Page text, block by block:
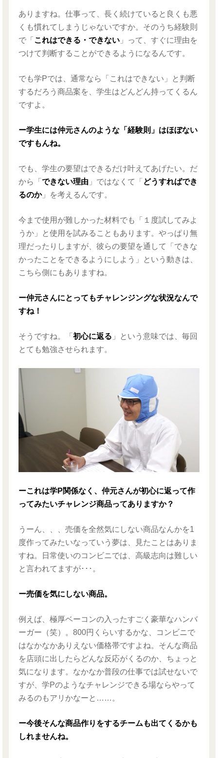
ありますね。仕事って、長く続けていると良くも悪
くも慣れてしまうじゃないですか。そのうち経験則
で「 これはできる・できない 」って、すぐに理由を
つけて判断することができるようになるんです。
でも学Pでは、通常なら「これはできない」と判断
するだろう商品案を、学生はどんどん持ってくるん
ですよ。
ー学生には仲元さんのような「経験則」はほぼない
ですもんね。
でも、学生の要望はできるだけ叶えてあげたい。だ
から「できない理由 」ではなくて「 どうすればでき
るのか」を考えるんです。
今まで使用が難しかった材料でも「１度試してみよ
うか」と使用を試みることもあります。やっぱり無
理だったりしますが、彼らの要望を通して「できな
かったことをできるようにしよう」という動きは、
こちら側にもありますね。
ー仲元さんにとってもチャレンジングな状況なんで
すね！
そうですね。「初心に返る 」という意味では、毎回
とても勉強させられます。
ーこれは学P関係なく、仲元さんが初心に返って作
ってみたいチャレンジ商品ってありますか？
うーん、、、売価を全然気にしない商品なんかを1
度作ってみたいなっていう夢は、見たことはありま
すね。日常使いのコンビニでは、高級志向は難しい
と言われてますが･･･。
ー売価を気にしない商品。
例えば、極厚ベーコンの入ったすごく豪華なハンバ
ーガー（笑）。800円くらいするかな、コンビニで
はなかなかありえない価格帯ですよね。そんな商品
を店頭に出したらどんな反応がくるのか、ちょっと
気になります。なかなか普段の仕事では試せないで
すが、学Pのようなチャレンジできる場ならやって
みるのもアリかなーと……。
ー今後そんな商品作りをするチームも出てくるかも
しれませんね。